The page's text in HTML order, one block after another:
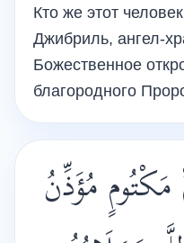
Кто же этот
Джибриль, ангел-
Божественное
благородного
مَكْتُومٍ مُؤَذِّنُ